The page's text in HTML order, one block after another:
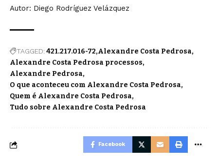
Autor: Diego Rodríguez Velázquez
TAGGED:421.217.016-72 Alexandre Costa Pedrosa
Alexandre Costa Pedrosa processos
Alexandre Pedrosa
O que aconteceu com Alexandre Costa Pedrosa
Quem é Alexandre Costa Pedrosa
Tudo sobre Alexandre Costa Pedrosa
Facebook